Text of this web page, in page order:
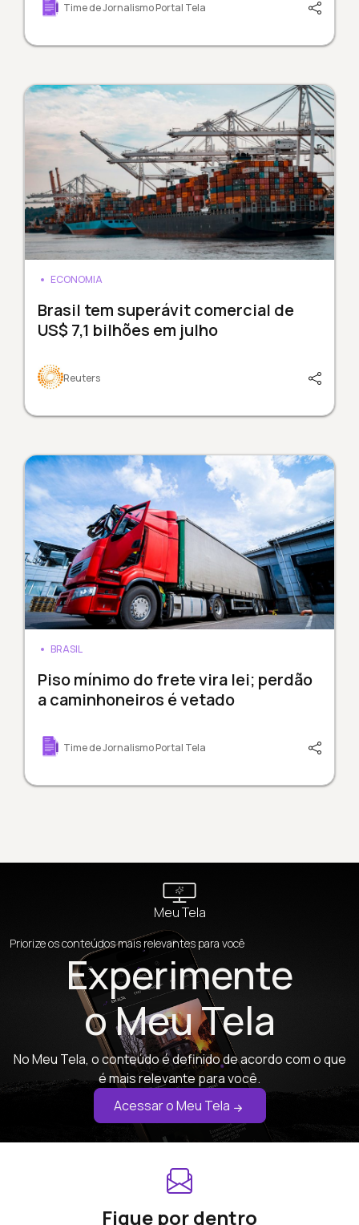
Time de Jornalismo Portal Tela
ECONOMIA
Brasil tem superávit comercial de
US$ 7,1 bilhões em julho
Reuters
BRASIL
Piso mínimo do frete vira lei; perdão
a caminhoneiros é vetado
Time de Jornalismo Portal Tela
Meu Tela
Priorize os conteúdos mais relevantes para você
Experimente
o Meu Tela
No Meu Tela, o conteúdo é definido de acordo com o que
é mais relevante para você.
Acessar o Meu Tela
Fique por dentro